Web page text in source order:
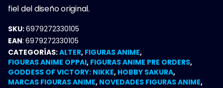
fiel del diseño original.
SKU:6979272330105
EAN: 6979272330105
CATEGORÍAS:ALTER, FIGURAS ANIME,
FIGURAS ANIME OPPAI, FIGURAS ANIME PRE ORDERS,
GODDESS OF VICTORY: NIKKE, HOBBY SAKURA,
MARCAS FIGURAS ANIME, NOVEDADES FIGURAS ANIME,